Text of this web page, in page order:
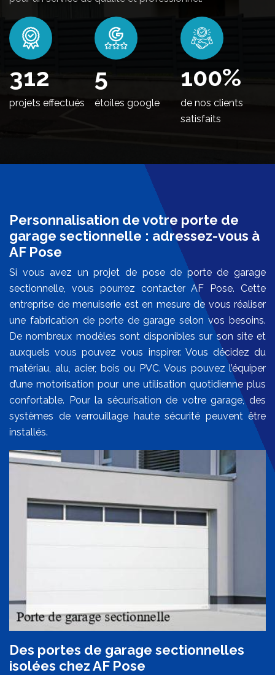
370
projets effectués
5
étoiles google
100%
de nos clients
satisfaits
Personnalisation de votre porte de
garage sectionnelle : adressez-vous à
AF Pose
Si vous avez un projet de pose de porte de garage
sectionnelle, vous pourrez contacter AF Pose. Cette
entreprise de menuiserie est en mesure de vous réaliser
une fabrication de porte de garage selon vos besoins.
De nombreux modèles sont disponibles sur son site et
auxquels vous pouvez vous inspirer. Vous décidez du
matériau, alu, acier, bois ou PVC. Vous pouvez l’équiper
d’une motorisation pour une utilisation quotidienne plus
confortable. Pour la sécurisation de votre garage, des
systèmes de verrouillage haute sécurité peuvent être
installés.
Des portes de garage sectionnelles
isolées chez AF Pose